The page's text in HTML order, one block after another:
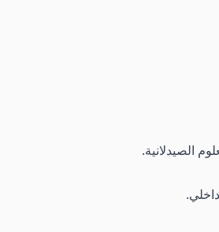
الصيدلانية.